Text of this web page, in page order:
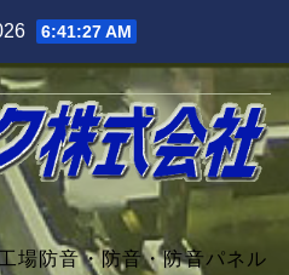
6:41:29 AM
場防音・防音・防音パネル